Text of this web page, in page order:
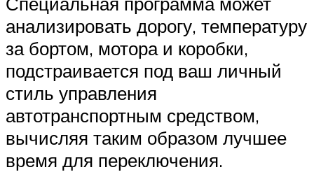
анализировать дорогу, температуру
за бортом, мотора и коробки,
подстраивается под ваш личный
стиль управления
автотранспортным средством,
вычисляя таким образом лучшее
время для переключения.